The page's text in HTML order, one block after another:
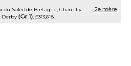
du Soleil de Bretagne, Chantilly. - 2e mère:
Derby (Gr.1), £313,618.